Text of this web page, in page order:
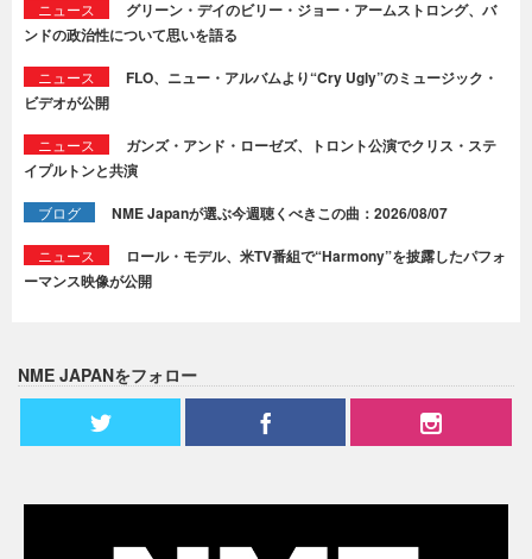
ニュース
グリーン・デイのビリー・ジョー・アームストロング、バ
ンドの政治性について思いを語る
ニュース
FLO、ニュー・アルバムより“Cry Ugly”のミュージック・
ビデオが公開
ニュース
ガンズ・アンド・ローゼズ、トロント公演でクリス・ステ
イプルトンと共演
ブログ NME Japanが選ぶ今週聴くべきこの曲：2026/08/07
ニュース
ロール・モデル、米TV番組で“Harmony”を披露したパフォ
ーマンス映像が公開
NME JAPANをフォロー